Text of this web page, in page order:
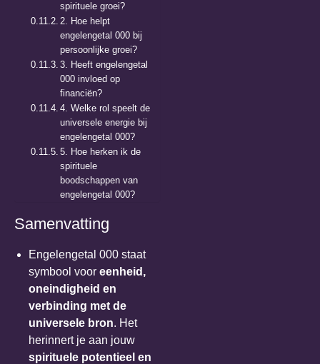
spirituele groei?
2. Hoe helpt
engelengetal 000 bij
persoonlijke groei?
3. Heeft engelengetal
000 invloed op
financiën?
4. Welke rol speelt de
universele energie bij
engelengetal 000?
5. Hoe herken ik de
spirituele
boodschappen van
engelengetal 000?
Samenvatting
Engelengetal 000 staat
symbool voor eenheid,
oneindigheid en
verbinding met de
universele bron. Het
herinnert je aan jouw
spirituele potentieel en